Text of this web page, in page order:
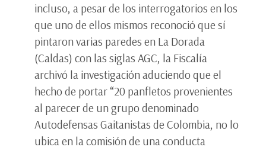
incluso, a pesar de los interrogatorios en los
que uno de ellos mismos reconoció que sí
pintaron varias paredes en La Dorada
(Caldas) con las siglas AGC, la Fiscalía
archivó la investigación aduciendo que el
hecho de portar “20 panfletos provenientes
al parecer de un grupo denominado
Autodefensas Gaitanistas de Colombia, no lo
ubica en la comisión de una conducta